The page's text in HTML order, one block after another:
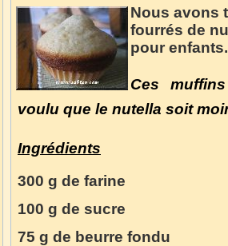
Nous avons
fourrés de
pour enfants.
Ces
voulu que le nutella soit
Ingrédients
300 g de farine
100 g de sucre
75 g de beurre fondu